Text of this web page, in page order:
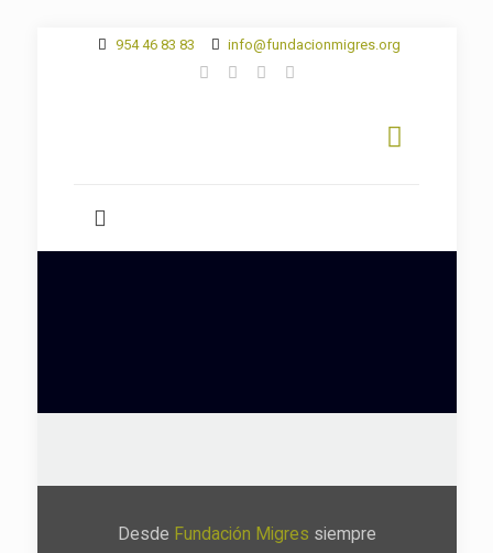
954 46 83 83 info@fundacionmigres.org
Desde Fundación Migres siempre